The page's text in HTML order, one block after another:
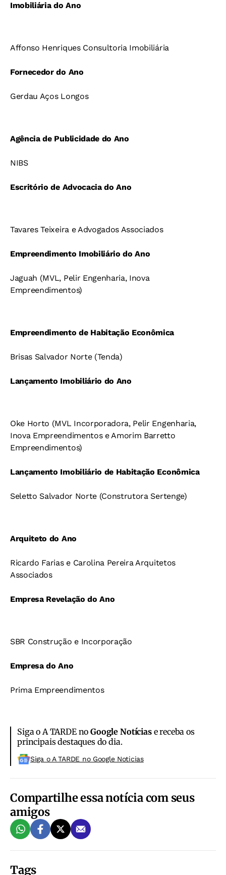
Imobiliária do Ano
Affonso Henriques Consultoria Imobiliária
Fornecedor do Ano
Gerdau Aços Longos
Agência de Publicidade do Ano
NIBS
Escritório de Advocacia do Ano
Tavares Teixeira e Advogados Associados
Empreendimento Imobiliário do Ano
Jaguah (MVL, Pelir Engenharia, Inova
Empreendimentos)
Empreendimento de Habitação Econômica
Brisas Salvador Norte (Tenda)
Lançamento Imobiliário do Ano
Oke Horto (MVL Incorporadora, Pelir Engenharia,
Inova Empreendimentos e Amorim Barretto
Empreendimentos)
Lançamento Imobiliário de Habitação Econômica
Seletto Salvador Norte (Construtora Sertenge)
Arquiteto do Ano
Ricardo Farias e Carolina Pereira Arquitetos
Associados
Empresa Revelação do Ano
SBR Construção e Incorporação
Empresa do Ano
Prima Empreendimentos
Siga o A TARDE noGoogle Notíciase receba os
principais destaques do dia.
Siga o A TARDE no Google Noticias
Compartilhe essa notícia com seus
amigos
Tags